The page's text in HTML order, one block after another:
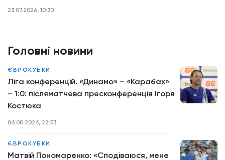
Головні новини
ЄВРОКУБКИ
Ліга конференцій. «Динамо» – «Карабах»
– 1:0: післяматчева пресконференція Ігоря
Костюка
06.08.2026, 22:53
ЄВРОКУБКИ
Матвій Пономаренко: «Сподіваюся, мене
23.07.2026, 10:30